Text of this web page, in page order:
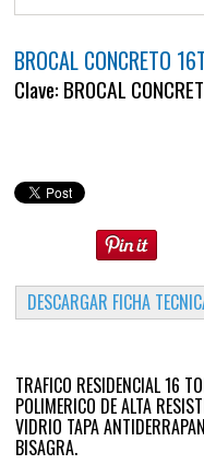
BROCAL CONCRETO
Clave: BROCAL
DESCARGAR FICHA
TRAFICO RESIDENCIAL 16
POLIMERICO DE ALTA
VIDRIO TAPA
BISAGRA.